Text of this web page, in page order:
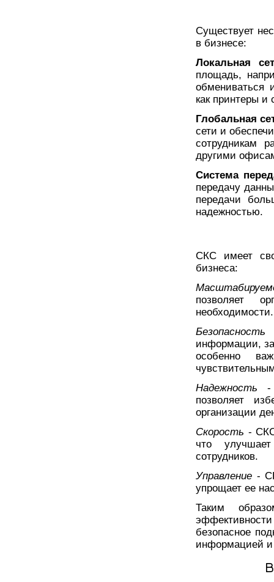
Существует
в бизнесе:
Локальная
площадь,
обмениваться
как принтеры и
Глобальная
сети и
сотрудникам
другими
Система
передачу
передачи
надежностью.
СКС имеет
бизнеса:
позволяет
необходимости.
Безопасность
информации,
особенно
Надежность -
позволяет
организации
Скорость -
что
сотрудников.
Управление -
упрощает ее
Таким
безопасное
информацией и